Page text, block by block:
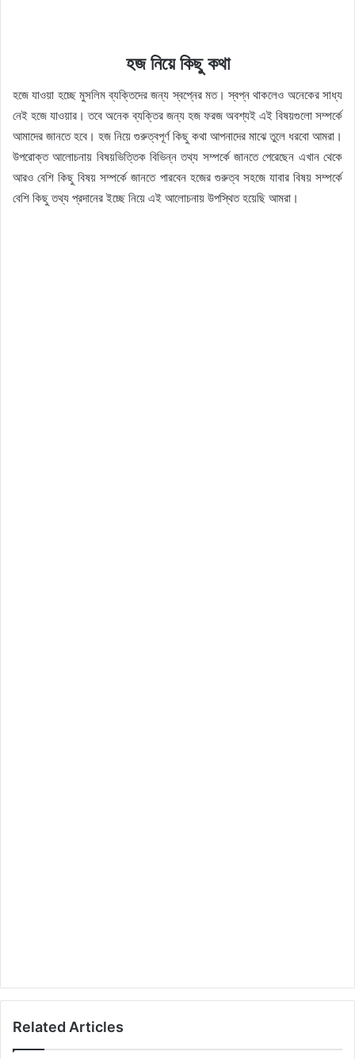
হজ নিয়ে কিছু কথা
হজে যাওয়া হচ্ছে মুসলিম ব্যক্তিদের জন্য স্বপ্নের মত। স্বপ্ন থাকলেও অনেকের সাধ্য
নেই হজে যাওয়ার। তবে অনেক ব্যক্তির জন্য হজ ফরজ অবশ্যই এই বিষয়গুলো সম্পর্কে
আমাদের জানতে হবে। হজ নিয়ে গুরুত্বপূর্ণ কিছু কথা আপনাদের মাঝে তুলে ধরবো আমরা।
উপরোক্ত আলোচনায় বিষয়ভিত্তিক বিভিন্ন তথ্য সম্পর্কে জানতে পেরেছেন এখান থেকে
আরও বেশি কিছু বিষয় সম্পর্কে জানতে পারবেন হজের গুরুত্ব সহজে যাবার বিষয় সম্পর্কে
বেশি কিছু তথ্য প্রদানের ইচ্ছে নিয়ে এই আলোচনায় উপস্থিত হয়েছি আমরা।
Related Articles